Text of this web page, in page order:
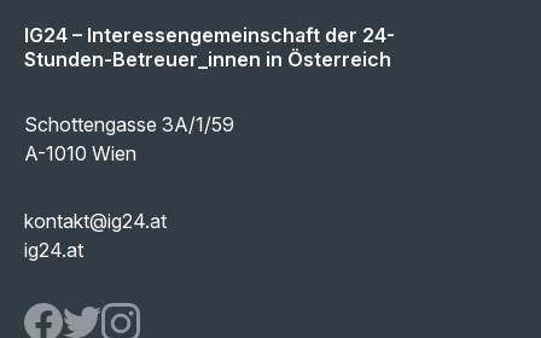
IG24 – Interessengemeinschaft der 24-
Stunden-Betreuer_innen in Österreich
Schottengasse 3A/1/59
A-1010 Wien
kontakt@ig24.at
ig24.at
IG24 Facebook page
IG24 Twitter page
IG24 Instagram page